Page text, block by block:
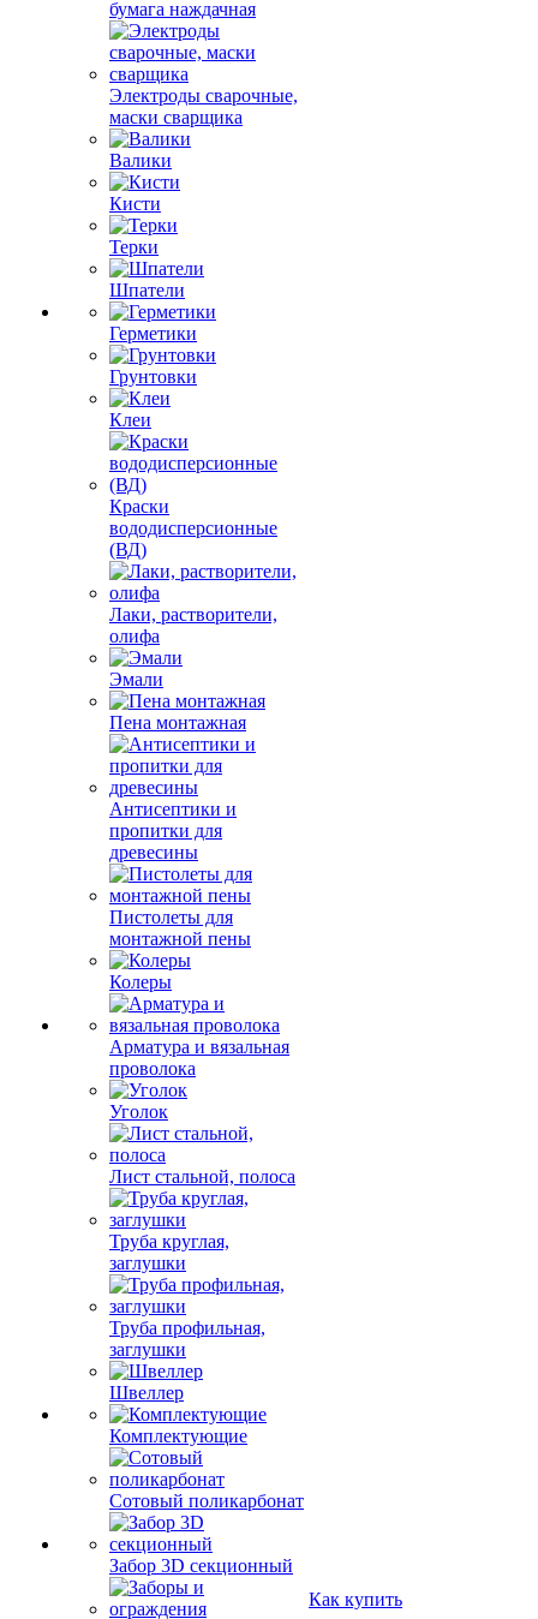
бумага наждачная
Электроды сварочные,
маски сварщика
Валики
Кисти
Терки
Шпатели
Герметики
Грунтовки
Клеи
Краски
вододисперсионные
(ВД)
Лаки, растворители,
олифа
Эмали
Пена монтажная
Антисептики и
пропитки для
древесины
Пистолеты для
монтажной пены
Колеры
Арматура и вязальная
проволока
Уголок
Лист стальной, полоса
Труба круглая,
заглушки
Труба профильная,
заглушки
Швеллер
Комплектующие
Сотовый поликарбонат
Забор 3D секционный
Как купить